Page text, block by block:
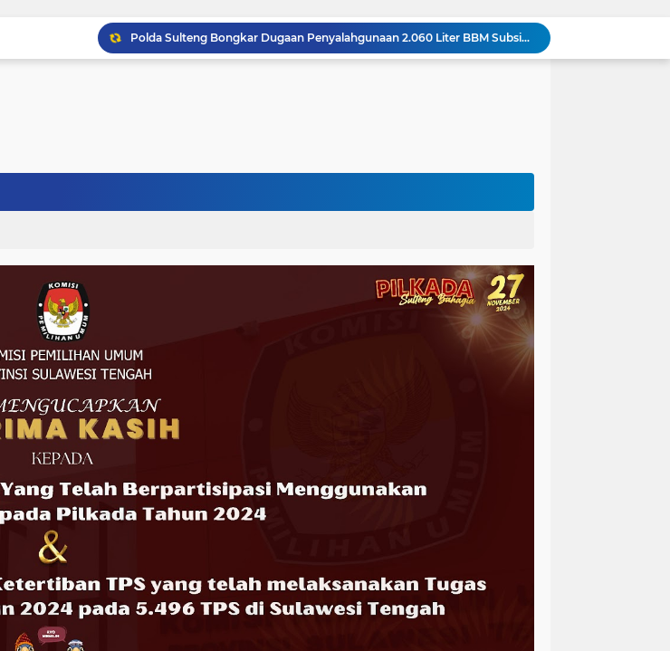
Polda Sulteng Bongkar Dugaan Penyalahgunaan 2.060 Liter BBM Subsidi di Morowali Utara
‎Jatam Dorong Propam Turun, Penanganan PETI Polres Parimo Jadi Pertanyaan Publik ‎